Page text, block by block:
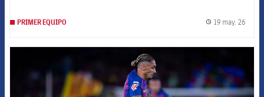
PRIMER EQUIPO 19 may. 26
FCB Barcelona badge